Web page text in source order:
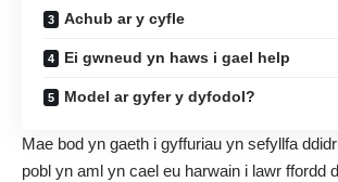
Achub ar y cyfle
Ei gwneud yn haws i gael help
Model ar gyfer y dyfodol?
Mae bod yn gaeth i gyffuriau yn sefyllfa
pobl yn aml yn cael eu harwain i lawr ffordd